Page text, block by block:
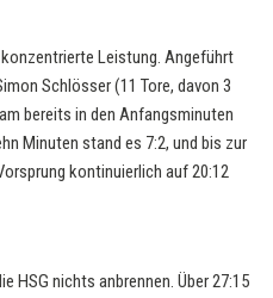
Leistung. Angeführt
Schlösser (11 Tore, davon 3
bereits in den Anfangsminuten
Minuten stand es 7:2, und bis zur
kontinuierlich auf 20:12
HSG nichts anbrennen. Über 27:15